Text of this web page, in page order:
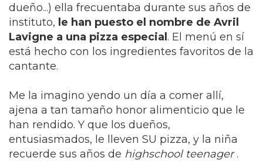
dueño...) ella frecuentaba durante sus años de
instituto, le han puesto el nombre de Avril
Lavigne a una pizza especial . El menú en sí
está hecho con los ingredientes favoritos de la
cantante.
Me la imagino yendo un día a comer allí,
ajena a tan tamaño honor alimenticio que le
han rendido. Y que los dueños,
entusiasmados, le lleven SU pizza, y la niña
recuerde sus años de highschool teenager.